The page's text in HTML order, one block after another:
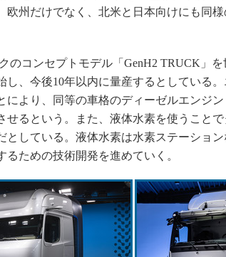
イノベー
メイドイ
植物工場
海外生産
グローバ
制御セキ
新型コロ
欧州だけでなく、北米と日本向けにも同
のコンセプトモデル「GenH2 TRUCK」を
し、今後10年以内に量産するとしている
により、同等の車格のディーゼルエンジ
せるという。また、液体水素を使うこと
としている。液体水素は水素ステーショ
るための技術開発を進めていく。